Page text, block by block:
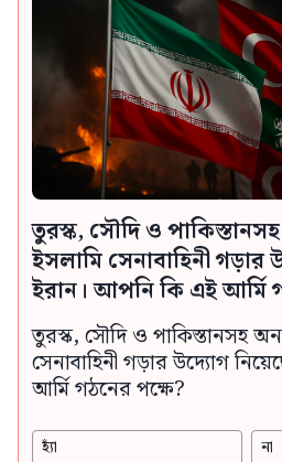
তুরস্ক, সৌদি ও
ইসলামি সেনাবাহিনী গড়ার
ইরান। আপনি কি এই আর্মি
তুরস্ক, সৌদি ও পাকিস্তানসহ
সেনাবাহিনী গড়ার উদ্যোগ
আর্মি গঠনের পক্ষে?
হ্যাঁ না